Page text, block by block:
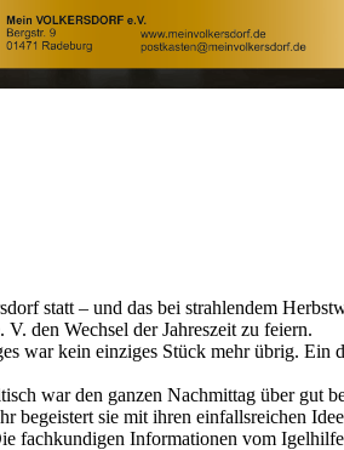
statt – und das bei strahlendem
den Wechsel der Jahreszeit zu feiern.
war kein einziges Stück mehr übrig. Ein
war den ganzen Nachmittag über gut
begeistert sie mit ihren einfallsreichen
fachkundigen Informationen vom